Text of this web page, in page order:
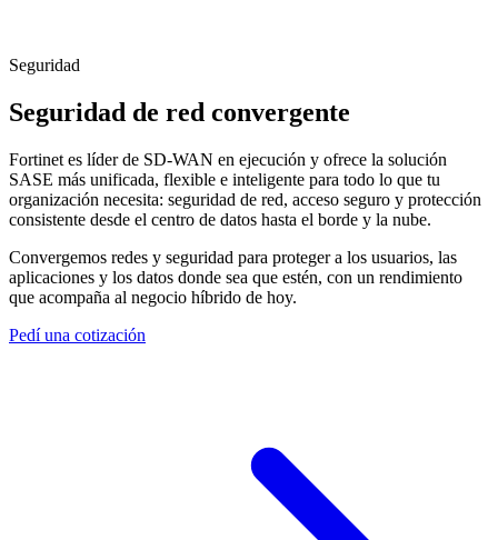
Seguridad
Seguridad de red convergente
Fortinet es líder de SD-WAN en ejecución y ofrece la solución
SASE más unificada, flexible e inteligente para todo lo que tu
organización necesita: seguridad de red, acceso seguro y protección
consistente desde el centro de datos hasta el borde y la nube.
Convergemos redes y seguridad para proteger a los usuarios, las
aplicaciones y los datos donde sea que estén, con un rendimiento
que acompaña al negocio híbrido de hoy.
Pedí una cotización